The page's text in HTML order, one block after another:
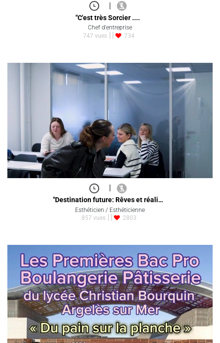
|
"C'est très Sorcier ....
Chef d'entreprise
747 vues
734
"Destination future: Rêves et réali…
Esthéticien / Esthéticienne
857 vues
2803